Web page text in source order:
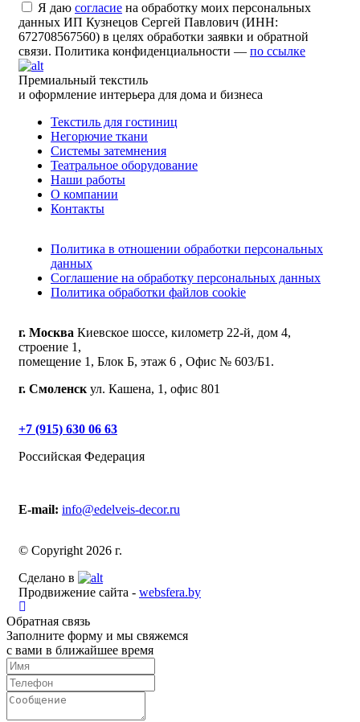
Я даю согласие на обработку моих персональных
данных ИП Кузнецов Сергей Павлович (ИНН:
672708567560) в целях обработки заявки и обратной
связи. Политика конфиденциальности — по ссылке
Премиальный текстиль
и оформление интерьера для дома и бизнеса
Текстиль для гостиниц
Негорючие ткани
Системы затемнения
Театральное оборудование
Наши работы
О компании
Контакты
Политика в отношении обработки персональных
данных
Соглашение на обработку персональных данных
Политика обработки файлов cookie
г. Москва Киевское шоссе, километр 22-й, дом 4,
строение 1,
помещение 1, Блок Б, этаж 6 , Офис № 603/Б1.
г. Смоленскул. Кашена, 1, офис 801
+7 (915) 630 06 63
Российская Федерация
E-mail: info@edelveis-decor.ru
© Copyright 2026 г.
Сделано в
Продвижение сайта - websfera.by
Обратная связь
Заполните форму и мы свяжемся
с вами в ближайшее время